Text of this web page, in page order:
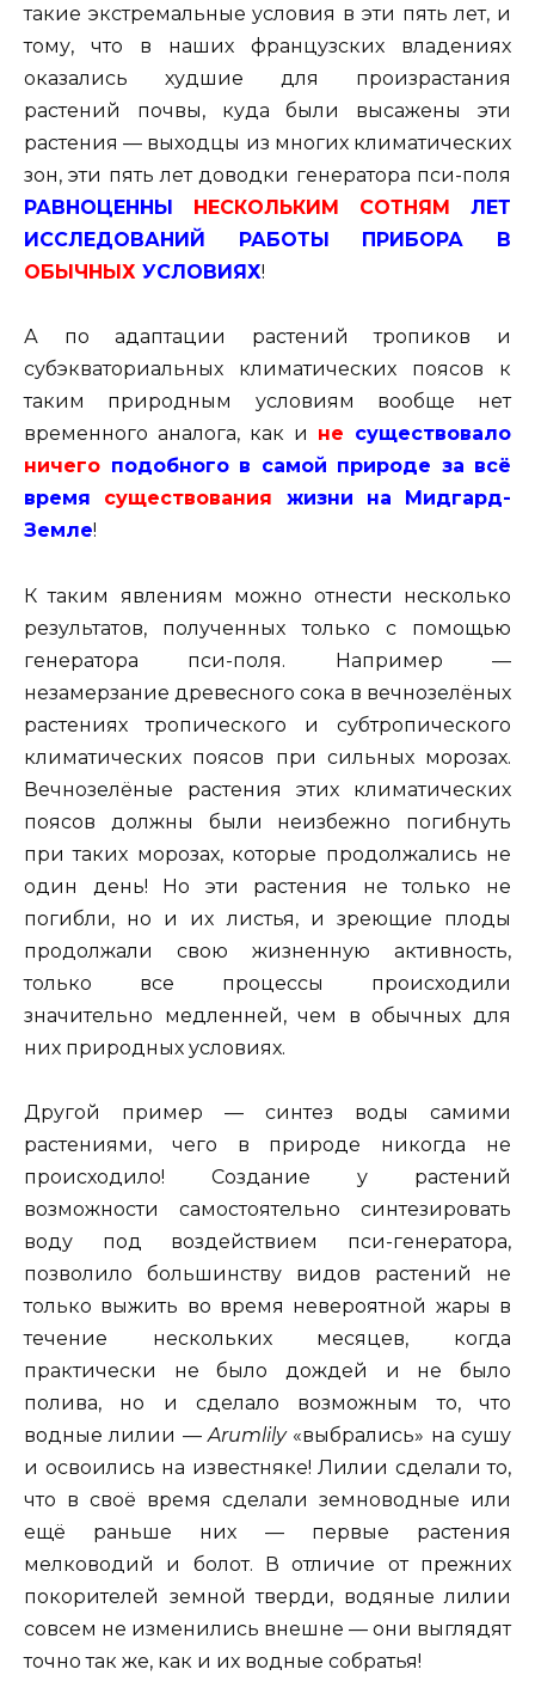
такие экстремальные условия в эти пять лет, и
тому, что в наших французских владениях
оказались худшие для произрастания
растений почвы, куда были высажены эти
растения — выходцы из многих климатических
зон, эти пять лет доводки генератора пси-поля
РАВНОЦЕННЫ
НЕСКОЛЬКИМ СОТНЯМ
ЛЕТ
ИССЛЕДОВАНИЙ РАБОТЫ ПРИБОРА В
ОБЫЧНЫХ УСЛОВИЯХ!
А по адаптации растений тропиков и
субэкваториальных климатических поясов к
таким природным условиям вообще нет
временного аналога, как и не существовало
ничего подобного в самой природе за всё
время существования жизни на Мидгард-
Земле!
К таким явлениям можно отнести несколько
результатов, полученных только с помощью
генератора пси-поля. Например —
незамерзание древесного сока в вечнозелёных
растениях тропического и субтропического
климатических поясов при сильных морозах.
Вечнозелёные растения этих климатических
поясов должны были неизбежно погибнуть
при таких морозах, которые продолжались не
один день! Но эти растения не только не
погибли, но и их листья, и зреющие плоды
продолжали свою жизненную активность,
только все процессы происходили
значительно медленней, чем в обычных для
них природных условиях.
Другой пример — синтез воды самими
растениями, чего в природе никогда не
происходило! Создание у растений
возможности самостоятельно синтезировать
воду под воздействием пси-генератора,
позволило большинству видов растений не
только выжить во время невероятной жары в
течение нескольких месяцев, когда
практически не было дождей и не было
полива, но и сделало возможным то, что
водные лилии —Arumlily«выбрались» на сушу
и освоились на известняке! Лилии сделали то,
что в своё время сделали земноводные или
ещё раньше них — первые растения
мелководий и болот. В отличие от прежних
покорителей земной тверди, водяные лилии
совсем не изменились внешне — они выглядят
точно так же, как и их водные собратья!